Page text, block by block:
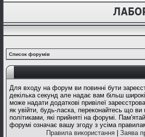
Список форумів
Для входу на форум ви повинні бути
декілька секунд але надає вам більш
може надати додаткові привілеї
як увійти, будь-ласка, переконайтесь що
політиками, які прийняті на форумі.
форумі означає вашу згоду з усіма
Правила використання
Заява